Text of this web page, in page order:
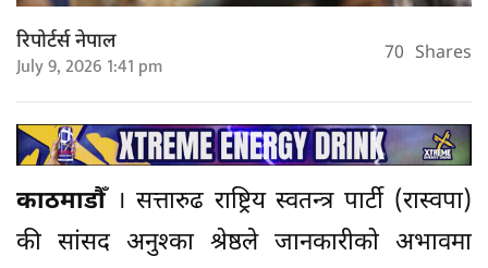
रिपोर्टर्स नेपाल
July 9, 2026 1:41 pm 70 Shares
काठमाडौँ । सत्तारुढ राष्ट्रिय स्वतन्त्र पार्टी (रास्वपा)
की सांसद अनुश्का श्रेष्ठले जानकारीको अभावमा